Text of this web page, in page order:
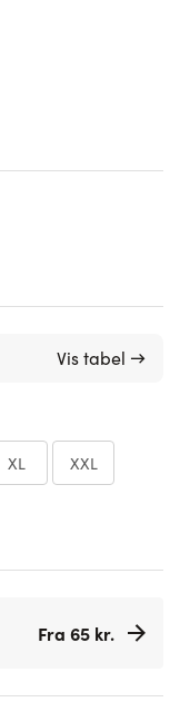
Vis tabel →
XL XXL
Fra 65 kr.